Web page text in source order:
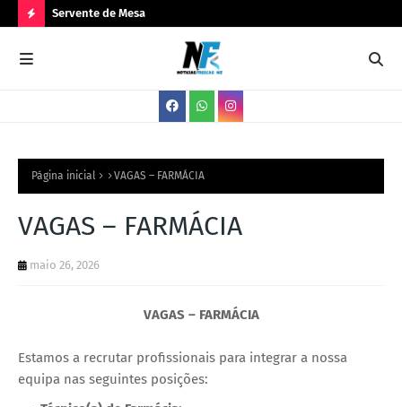
O
V
G
Servente de Mesa
Página inicial VAGAS – FARMÁCIA
VAGAS – FARMÁCIA
maio 26, 2026
VAGAS – FARMÁCIA
Estamos a recrutar profissionais para integrar a nossa
equipa nas seguintes posições: